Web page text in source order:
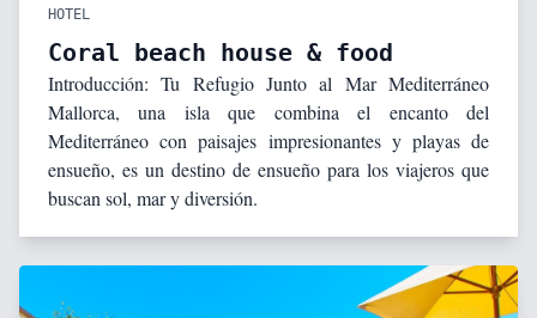
HOTEL
Coral beach house & food
Introducción: Tu Refugio Junto al Mar Mediterráneo
Mallorca, una isla que combina el encanto del
Mediterráneo con paisajes impresionantes y playas de
ensueño, es un destino de ensueño para los viajeros que
buscan sol, mar y diversión.